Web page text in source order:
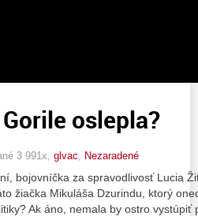
oslepla?
3 991x, glvac Nezaradené
bojovníčka za spravodlivosť Lucia
žiačka Mikuláša Dzurindu, ktorý
Ak áno, nemala by ostro vystúpiť